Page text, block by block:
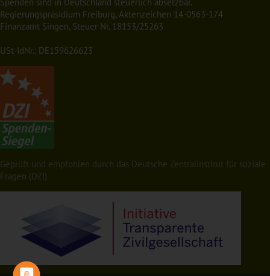
Regierungspräsidium Freiburg, Aktenzeichen 14-0563-174
Finanzamt Singen, Steuer Nr. 18153/25263
USt-IdNr.: DE159626623
Geprüft und empfohlen durch das Deutsche Zentralinstitut für soziale
Fragen (DZI)